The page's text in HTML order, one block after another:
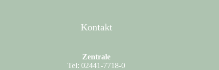
Kontakt
Zentrale
Tel: 02441-7718-0